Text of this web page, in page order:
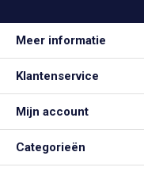
Meer informatie
Klantenservice
Mijn account
Categorieën